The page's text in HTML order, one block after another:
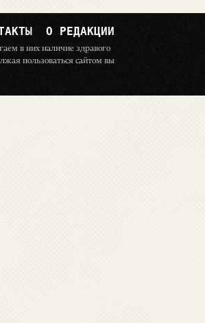
О РЕДАКЦИИ
в них наличие здравого
пользоваться сайтом вы